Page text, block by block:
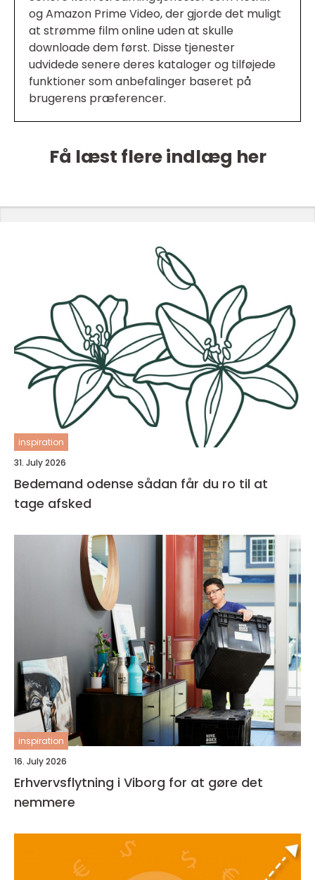
og Amazon Prime Video, der gjorde det muligt
at strømme film online uden at skulle
downloade dem først. Disse tjenester
udvidede senere deres kataloger og tilføjede
funktioner som anbefalinger baseret på
brugerens præferencer.
Få læst flere indlæg her
inspiration
31. July 2026
Bedemand odense sådan får du ro til at
tage afsked
inspiration
16. July 2026
Erhvervsflytning i Viborg for at gøre det
nemmere